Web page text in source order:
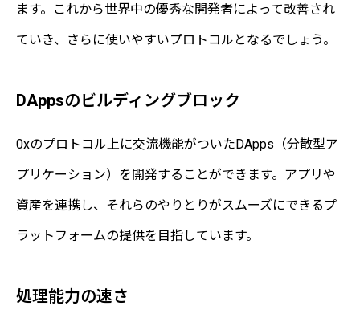
ます。これから世界中の優秀な開発者によって改善され
ていき、さらに使いやすいプロトコルとなるでしょう。
DAppsのビルディングブロック
0xのプロトコル上に交流機能がついたDApps（分散型ア
プリケーション）を開発することができます。アプリや
資産を連携し、それらのやりとりがスムーズにできるプ
ラットフォームの提供を目指しています。
処理能力の速さ